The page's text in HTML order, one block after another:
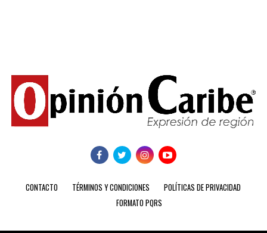
CONTACTO TÉRMINOS Y CONDICIONES
POLÍTICAS DE PRIVACIDAD
FORMATO PQRS